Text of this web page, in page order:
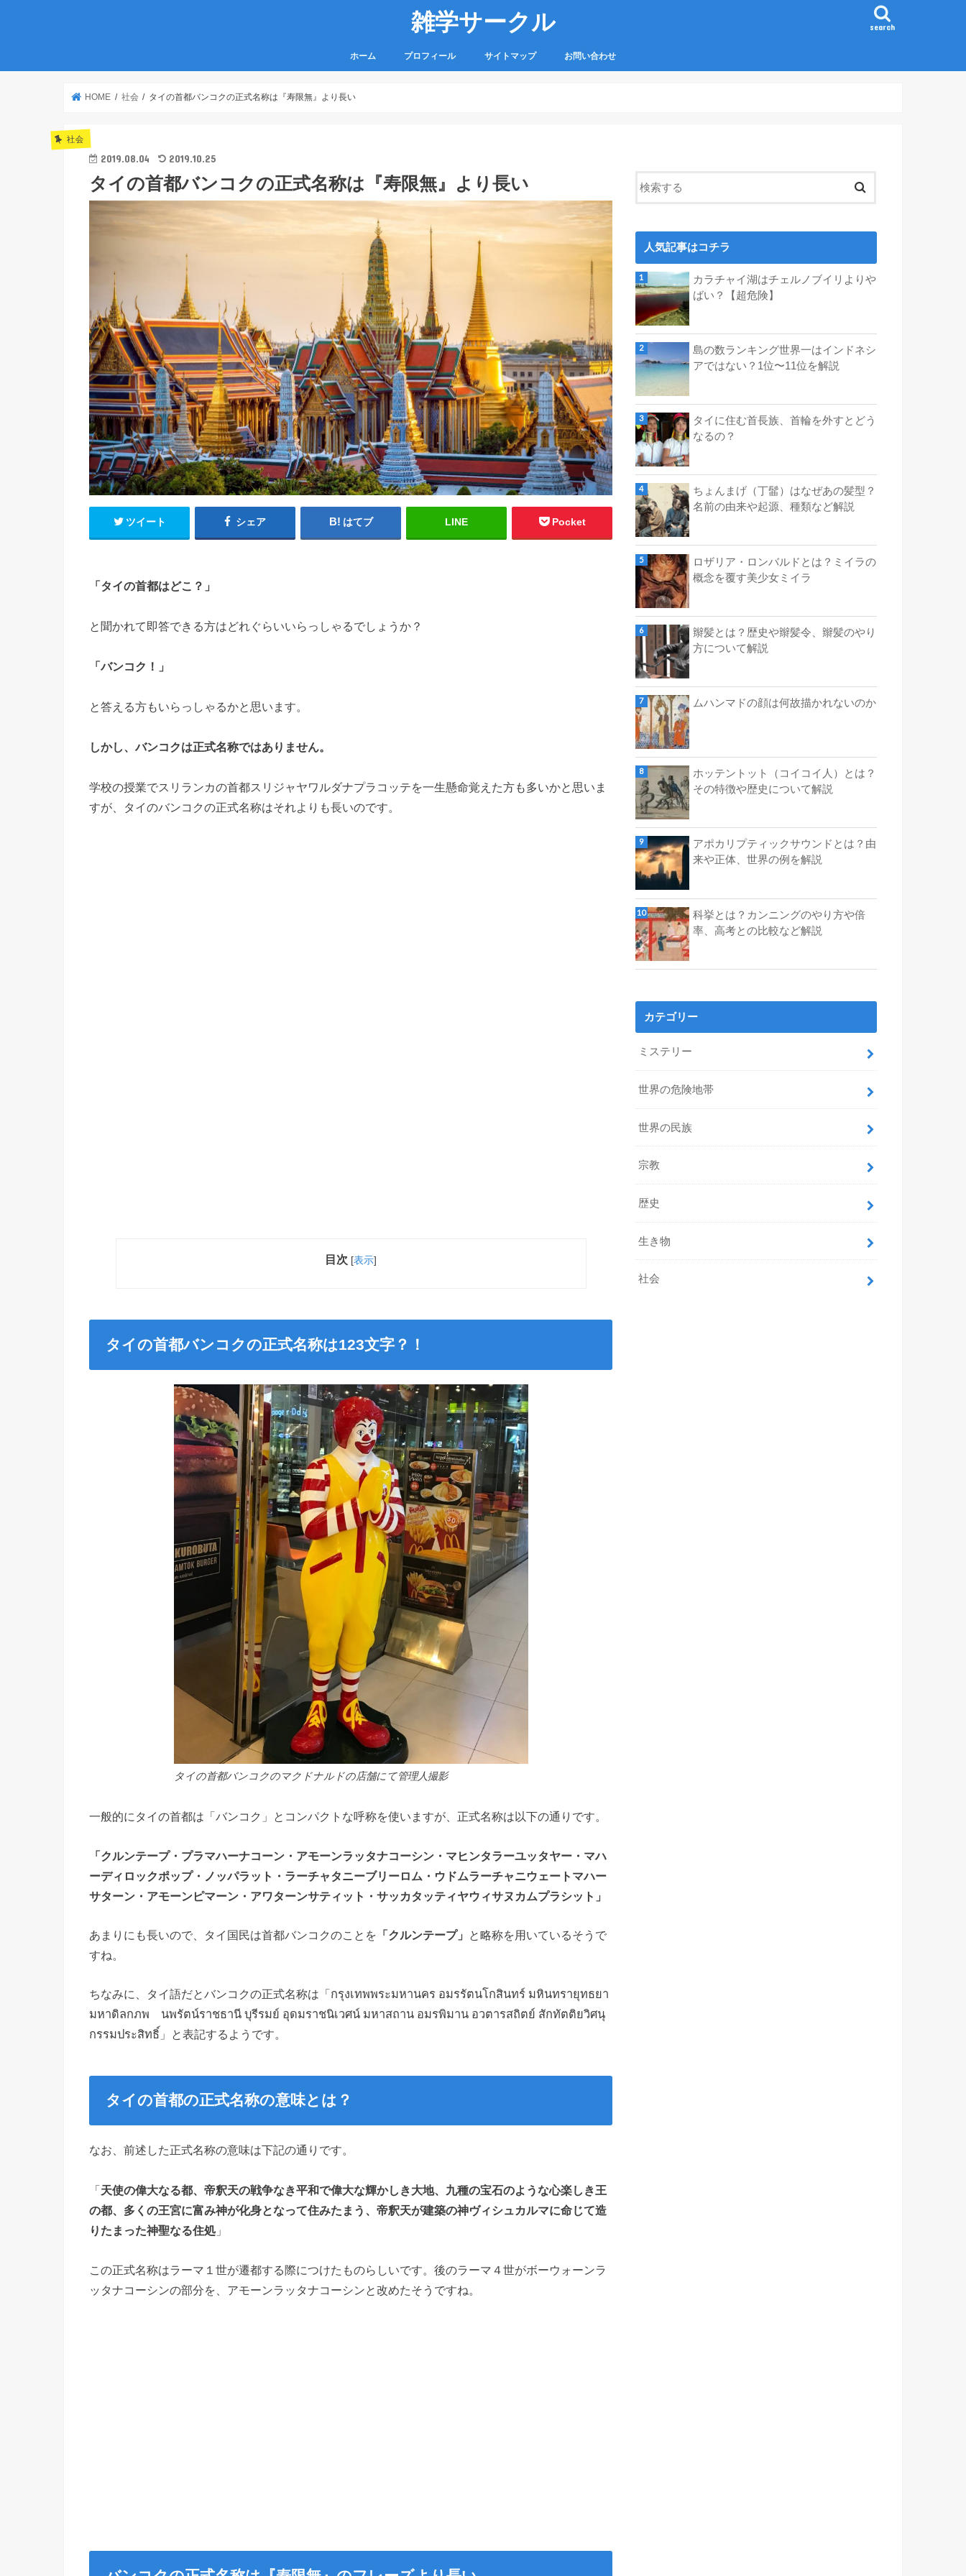
雑学サークル search
ホーム プロフィール サイトマップ お問い合わせ
HOME 社会 タイの首都バンコクの正式名称は『寿限無』より長い
社会
2019.08.04 2019.10.25
タイの首都バンコクの正式名称は『寿限無』より長い
ツイート シェア はてブ LINE Pocket
「タイの首都はどこ？」
と聞かれて即答できる方はどれぐらいいらっしゃるでしょうか？
「バンコク！」
と答える方もいらっしゃるかと思います。
しかし、バンコクは正式名称ではありません。
学校の授業でスリランカの首都スリジャヤワルダナプラコッテを一生懸命覚えた方も多いかと思いま
すが、タイのバンコクの正式名称はそれよりも長いのです。
目次 [表示]
タイの首都バンコクの正式名称は123文字？！
タイの首都バンコクのマクドナルドの店舗にて管理人撮影
一般的にタイの首都は「バンコク」とコンパクトな呼称を使いますが、正式名称は以下の通りです。
「クルンテープ・プラマハーナコーン・アモーンラッタナコーシン・マヒンタラーユッタヤー・マハ
ーディロックポップ・ノッパラット・ラーチャタニーブリーロム・ウドムラーチャニウェートマハー
サターン・アモーンピマーン・アワターンサティット・サッカタッティヤウィサヌカムプラシット」
あまりにも長いので、タイ国民は首都バンコクのことを 「クルンテープ」
と略称を用いているそうで
すね。
ちなみに、タイ語だとバンコクの正式名称は「กรุงเทพพระมหานคร อมรรัตนโกสินทร์ มหินทรายุทธยา
มหาดิลกภพ นพรัตน์ราชธานี บุรีรมย์ อุดมราชนิเวศน์ มหาสถาน อมรพิมาน อวตารสถิตย์ สักทัตติยวิศนุ
กรรมประสิทธิ์」と表記するようです。
タイの首都の正式名称の意味とは？
なお、前述した正式名称の意味は下記の通りです。
「 天使の偉大なる都、帝釈天の戦争なき平和で偉大な輝かしき大地、九種の宝石のような心楽しき王
の都、多くの王宮に富み神が化身となって住みたまう、帝釈天が建築の神ヴィシュカルマに命じて造
りたまった神聖なる住処 」
この正式名称はラーマ１世が遷都する際につけたものらしいです。後のラーマ４世がボーウォーンラ
ッタナコーシンの部分を、アモーンラッタナコーシンと改めたそうですね。
人気記事はコチラ
カラチャイ湖はチェルノブイリよりや
ばい？【超危険】
島の数ランキング世界一はインドネシ
アではない？1位〜11位を解説
タイに住む首長族、首輪を外すとどう
なるの？
ちょんまげ（丁髷）はなぜあの髪型？
名前の由来や起源、種類など解説
ロザリア・ロンバルドとは？ミイラの
概念を覆す美少女ミイラ
辮髪とは？歴史や辮髪令、辮髪のやり
方について解説
ムハンマドの顔は何故描かれないのか
ホッテントット（コイコイ人）とは？
その特徴や歴史について解説
アポカリプティックサウンドとは？由
来や正体、世界の例を解説
科挙とは？カンニングのやり方や倍
率、高考との比較など解説
カテゴリー
ミステリー
世界の危険地帯
世界の民族
宗教
歴史
生き物
社会